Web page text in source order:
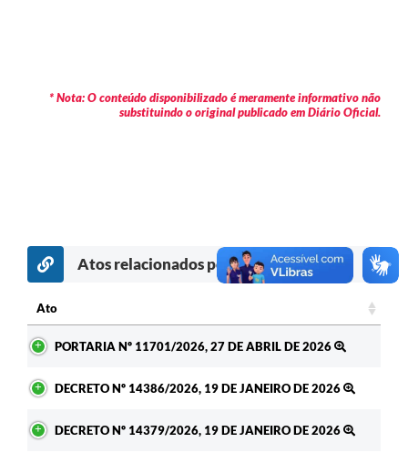
* Nota: O conteúdo disponibilizado é meramente informativo não
substituindo o original publicado em Diário Oficial.
Atos relacionados por assunto
Ato
PORTARIA Nº 11701/2026, 27 DE ABRIL DE 2026
DECRETO Nº 14386/2026, 19 DE JANEIRO DE 2026
DECRETO Nº 14379/2026, 19 DE JANEIRO DE 2026